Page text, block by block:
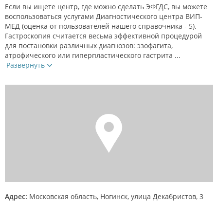
Если вы ищете центр, где можно сделать ЭФГДС, вы можете
воспользоваться услугами Диагностического центра ВИП-
МЕД (оценка от пользователей нашего справочника - 5).
Гастроскопия считается весьма эффективной процедурой
для постановки различных диагнозов: эзофагита,
атрофического или гиперпластического гастрита ...
Развернуть
Адрес: Московская область, Ногинск, улица Декабристов, 3